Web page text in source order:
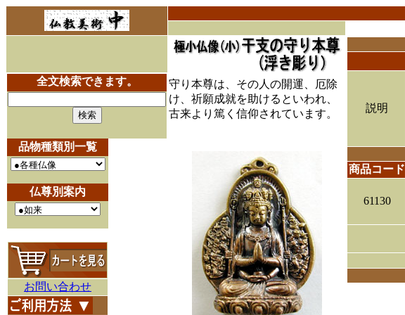
説明
商品コード
61130
全文検索できます。
品物種類別一覧
仏尊別案内
お問い合わせ
守り本尊は、その人の開運、厄除
け、祈願成就を助けるといわれ、
古来より篤く信仰されています。